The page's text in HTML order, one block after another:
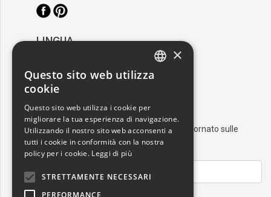
LINGUA
Iscriviti alla nostra newsletter e resta aggiornato sulle
ultime novità nel mondo dell'arte
×
Questo sito web utilizza
cookie
Questo sito web utilizza i cookie per
migliorare la tua esperienza di navigazione.
Utilizzando il nostro sito web acconsenti a
tutti i cookie in conformità con la nostra
policy per i cookie. Leggi di più
STRETTAMENTE NECESSARI
PERFORMANCE